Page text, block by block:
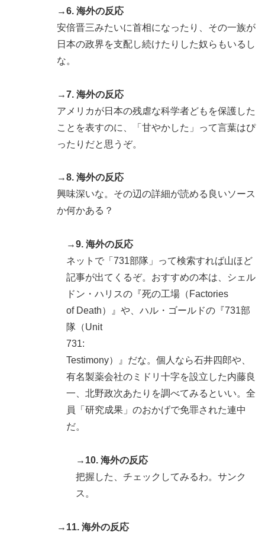
→6. 海外の反応
安倍晋三みたいに首相になったり、その一族が
日本の政界を支配し続けたりした奴らもいるし
な。
→7. 海外の反応
アメリカが日本の残虐な科学者どもを保護した
ことを表すのに、「甘やかした」って言葉はぴ
ったりだと思うぞ。
→8. 海外の反応
興味深いな。その辺の詳細が読める良いソース
か何かある？
→9. 海外の反応
ネットで「731部隊」って検索すれば山ほど
記事が出てくるぞ。おすすめの本は、シェル
ドン・ハリスの『死の工場（Factories
of Death）』や、ハル・ゴールドの『731部
隊（Unit
731:
Testimony）』だな。個人なら石井四郎や、
有名製薬会社のミドリ十字を設立した内藤良
一、北野政次あたりを調べてみるといい。全
員「研究成果」のおかげで免罪された連中
だ。
→10. 海外の反応
把握した、チェックしてみるわ。サンク
ス。
→11. 海外の反応